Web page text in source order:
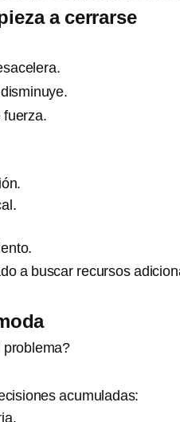
a cerrarse
fuerza.
a buscar recursos
problema?
acumuladas: